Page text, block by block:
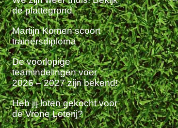
de plattegrond
Martijn Komen scoort
trainersdiploma
De voorlopige
teamindelingen voor
2026 – 2027 zijn bekend!
Heb jij loten gekocht voor
de Vrone Loterij?